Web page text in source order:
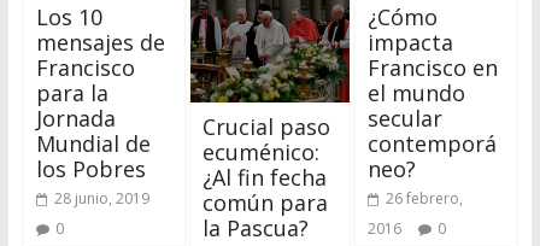
Los 10
mensajes de
Francisco
para la
Jornada
Mundial de
los Pobres
28 junio, 2019
0
Crucial paso
ecuménico:
¿Al fin fecha
común para
la Pascua?
¿Cómo
impacta
Francisco en
el mundo
secular
contemporá
neo?
26 febrero,
2016
0